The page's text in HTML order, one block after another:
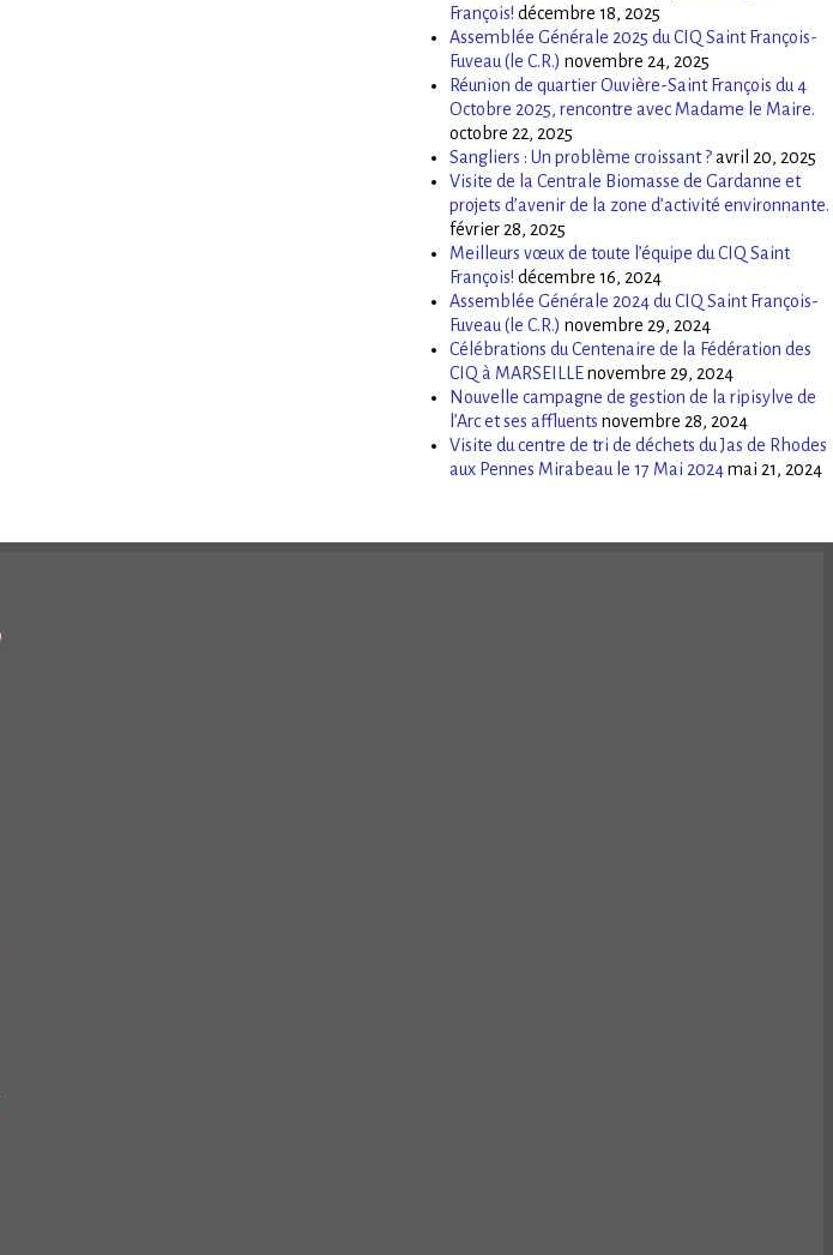
François! décembre 18, 2025
Assemblée Générale 2025 du CIQ Saint François-
Fuveau (le C.R.) novembre 24, 2025
Réunion de quartier Ouvière-Saint François du 4
Octobre 2025, rencontre avec Madame le Maire.
octobre 22, 2025
Sangliers : Un problème croissant ?avril 20, 2025
Visite de la Centrale Biomasse de Gardanne et
projets d’avenir de la zone d’activité environnante.
février 28, 2025
Meilleurs vœux de toute l’équipe du CIQ Saint
François! décembre 16, 2024
Assemblée Générale 2024 du CIQ Saint François-
Fuveau (le C.R.) novembre 29, 2024
Célébrations du Centenaire de la Fédération des
CIQ à MARSEILLEnovembre 29, 2024
Nouvelle campagne de gestion de la ripisylve de
l’Arc et ses affluents novembre 28, 2024
Visite du centre de tri de déchets du Jas de Rhodes
aux Pennes Mirabeau le 17 Mai 2024mai 21, 2024